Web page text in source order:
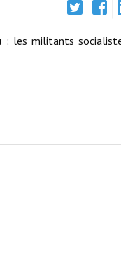
: les militants